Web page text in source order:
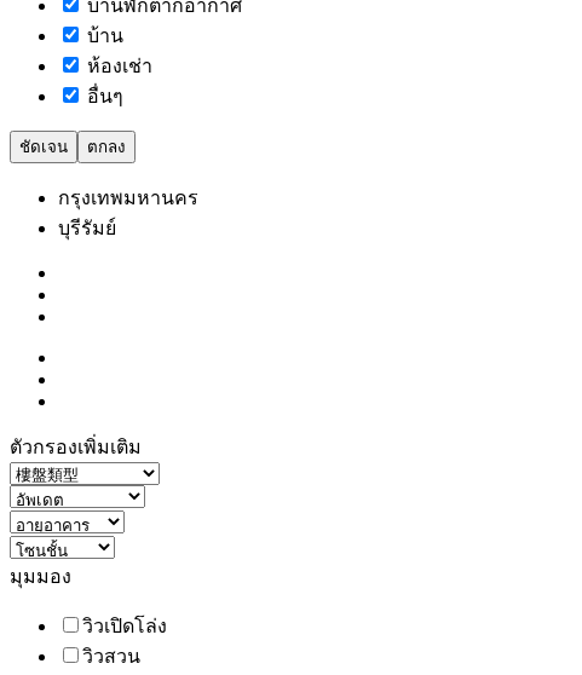
บ้านพักตากอากาศ
บ้าน
ห้องเช่า
อื่นๆ
ชัดเจน ตกลง
กรุงเทพมหานคร
บุรีรัมย์
ตัวกรองเพิ่มเติม
มุมมอง
วิวเปิดโล่ง
วิวสวน